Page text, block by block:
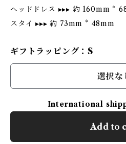
ヘッドドレス ▸▸▸ 約 160mm *
スタイ ▸▸▸ 約 73mm * 48mm
ギフトラッピング：S
選択な
International
Add to